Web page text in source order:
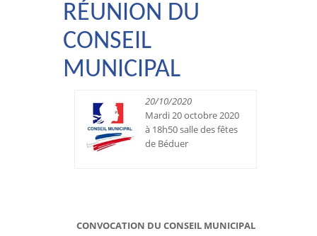
RÉUNION DU
CONSEIL
MUNICIPAL
20/10/2020
Mardi 20 octobre 2020
à 18h50 salle des fêtes
de Béduer
CONVOCATION DU CONSEIL MUNICIPAL